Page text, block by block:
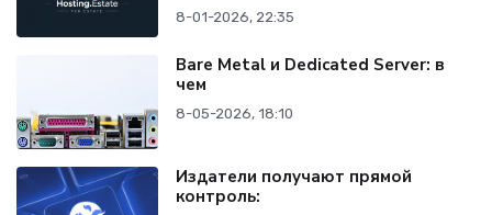
8-01-2026, 22:35
Bare Metal и Dedicated Server: в
чем
8-05-2026, 18:10
Издатели получают прямой
контроль: